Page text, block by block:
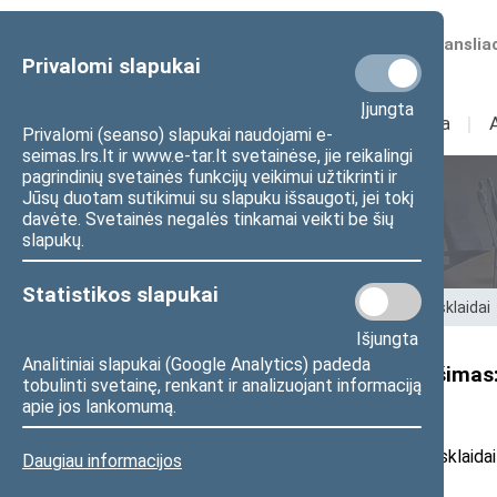
Privalomi slapukai
Įjungta
Privalomi (seanso) slapukai naudojami e-
seimas.lrs.lt ir www.e-tar.lt svetainėse, jie reikalingi
pagrindinių svetainės funkcijų veikimui užtikrinti ir
Jūsų duotam sutikimui su slapuku išsaugoti, jei tokį
davėte. Svetainės negalės tinkamai veikti be šių
slapukų.
Statistikos slapukai
Išjungta
Analitiniai slapukai (Google Analytics) padeda
tobulinti svetainę, renkant ir analizuojant informaciją
apie jos lankomumą.
Daugiau informacijos
Numatomos
Sudėtis Veikla I
Seimo nariai
Pradžia>Seimo nariai Pranešimai žiniasklaidai
Seimo nario T. Tomilino
tuščių butelių“
2026 m. vasario 18 d. pranešimas žiniasklaidai